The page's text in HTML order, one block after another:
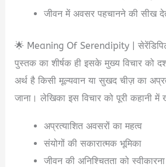
जीवन में अवसर पहचानने की सीख
🌟 Meaning Of Serendipity |
पुस्तक का शीर्षक ही इसके मुख्य विचार को
अर्थ है किसी मूल्यवान या सुखद चीज़ का
जाना। लेखिका इस विचार को पूरी कहानी में
अप्रत्याशित अवसरों का महत्व
संयोगों की सकारात्मक भूमिका
जीवन की अनिश्चितता को स्वीकारना